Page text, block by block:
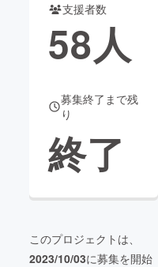
支援者数
58人
募集終了まで残
り
終了
このプロジェクトは、
2023/10/03に募集を開始